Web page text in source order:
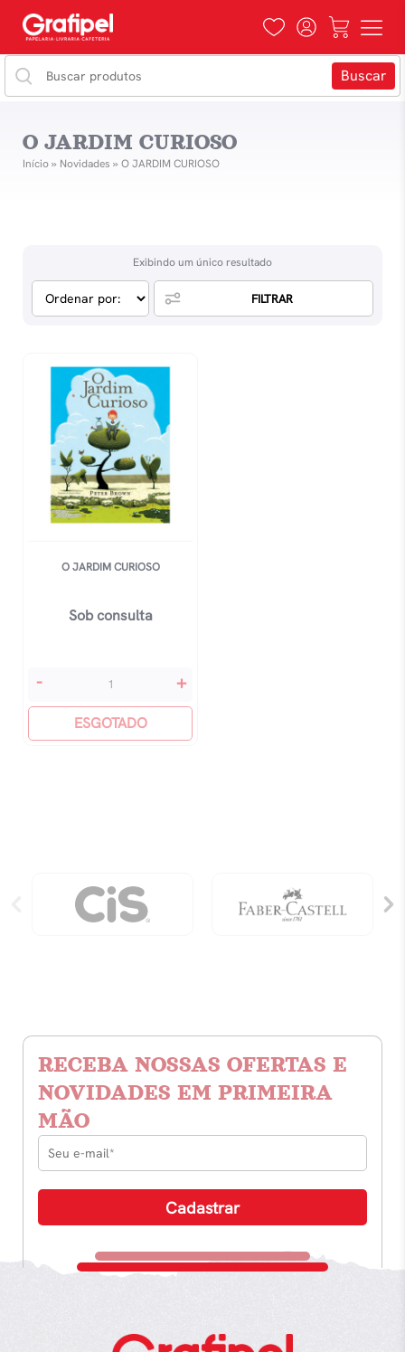
O JARDIM CURIOSO
Início» Novidades » O JARDIM CURIOSO
Exibindo um único resultado
FILTRAR
O JARDIM CURIOSO
Sob consulta
O
Curioso
quantidade
- +
ESGOTADO
RECEBA NOSSAS OFERTAS E
NOVIDADES EM PRIMEIRA
MÃO